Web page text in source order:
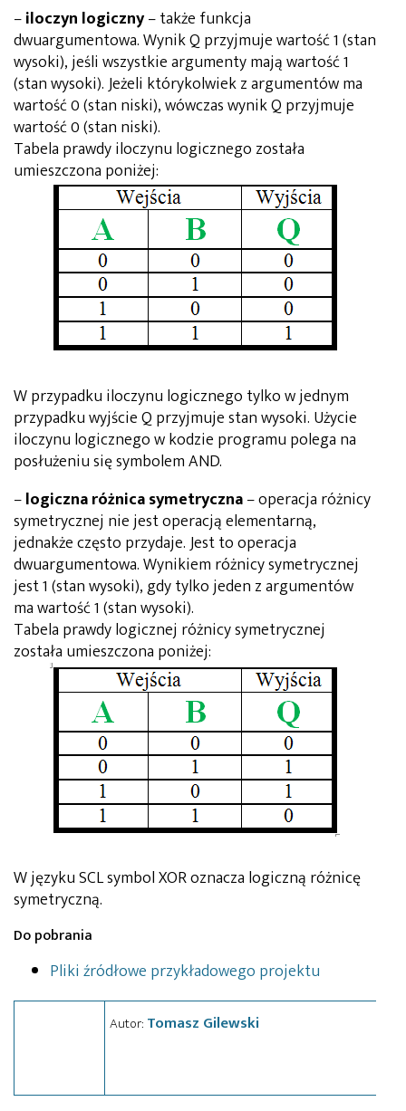
–iloczyn logiczny– także funkcja
dwuargumentowa. Wynik Q przyjmuje wartość 1 (stan
wysoki), jeśli wszystkie argumenty mają wartość 1
(stan wysoki). Jeżeli którykolwiek z argumentów ma
wartość 0 (stan niski), wówczas wynik Q przyjmuje
wartość 0 (stan niski).
Tabela prawdy iloczynu logicznego została
umieszczona poniżej:
W przypadku iloczynu logicznego tylko w jednym
przypadku wyjście Q przyjmuje stan wysoki. Użycie
iloczynu logicznego w kodzie programu polega na
posłużeniu się symbolem AND.
–logiczna różnica symetryczna– operacja różnicy
symetrycznej nie jest operacją elementarną,
jednakże często przydaje. Jest to operacja
dwuargumentowa. Wynikiem różnicy symetrycznej
jest 1 (stan wysoki), gdy tylko jeden z argumentów
ma wartość 1 (stan wysoki).
Tabela prawdy logicznej różnicy symetrycznej
została umieszczona poniżej:
W języku SCL symbol XOR oznacza logiczną różnicę
symetryczną.
Do pobrania
Pliki źródłowe przykładowego projektu
Autor: Tomasz Gilewski